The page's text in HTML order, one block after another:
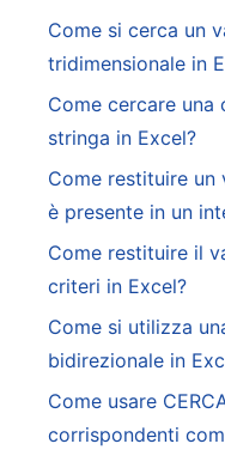
Come si cerca un
tridimensionale in
Come cercare una
stringa in Excel?
Come restituire un
è presente in un
Come restituire il
criteri in Excel?
Come si utilizza
bidirezionale in
Come usare
corrispondenti